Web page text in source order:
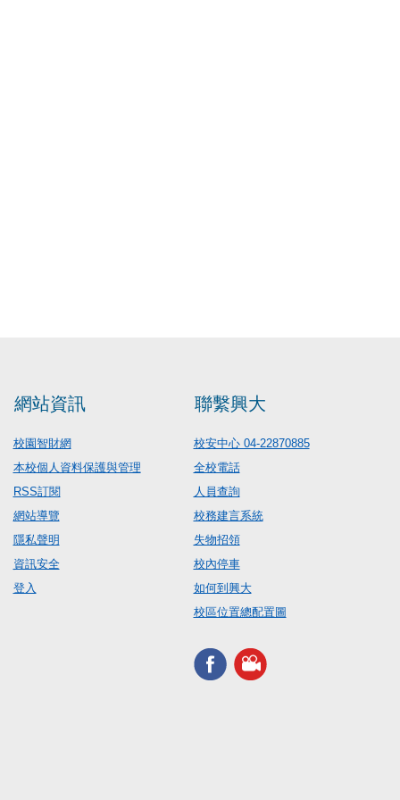
網站資訊
校園智財網
本校個人資料保護與管理
RSS訂閱
網站導覽
隱私聲明
資訊安全
登入
聯繫興大
校安中心 04-22870885
全校電話
人員查詢
校務建言系統
失物招領
校內停車
如何到興大
校區位置總配置圖